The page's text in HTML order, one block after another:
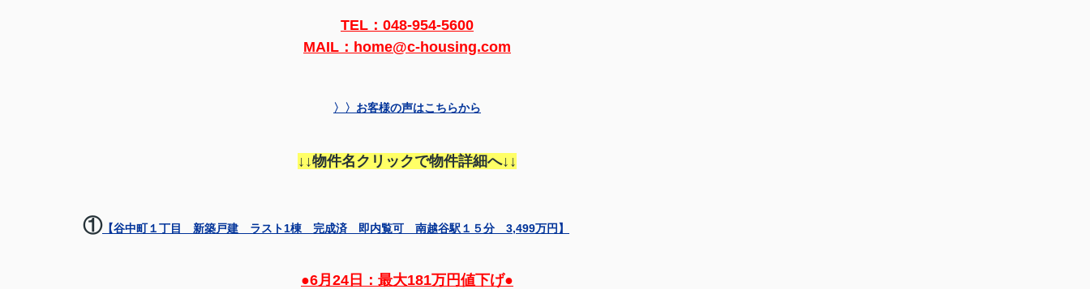
TEL：048-954-5600
MAIL：home@c-housing.com
〉〉お客様の声はこちらから
↓↓物件名クリックで物件詳細へ↓↓
①【谷中町１丁目 新築戸建 ラスト1棟 完成済 即内覧可 南越谷駅１５分 3,499万円】
●6月24日：最大181万円値下げ●